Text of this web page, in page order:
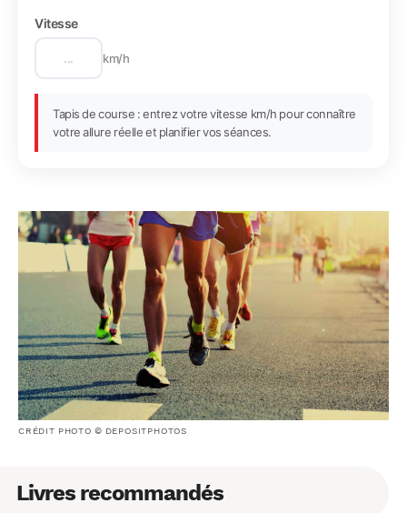
Vitesse
km/h
Tapis de course : entrez votre vitesse km/h pour connaître
votre allure réelle et planifier vos séances.
CRÉDIT PHOTO © DEPOSITPHOTOS
Livres recommandés